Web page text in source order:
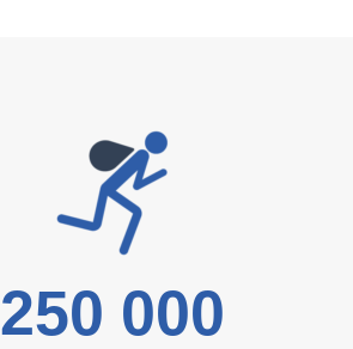
250 000